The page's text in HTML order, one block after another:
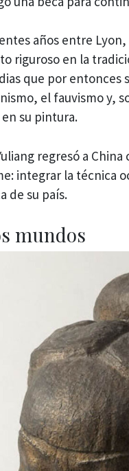
años entre
riguroso en la
que por
el fauvismo y,
su pintura.
regresó a
integrar la técnica
de su país.
mundos